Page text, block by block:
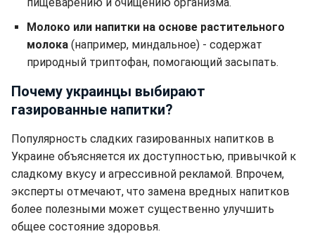
Молоко или напитки на основе растительного
молока (например, миндальное) - содержат
природный триптофан, помогающий засыпать.
Почему украинцы выбирают
газированные напитки?
Популярность сладких газированных напитков в
Украине объясняется их доступностью, привычкой к
сладкому вкусу и агрессивной рекламой. Впрочем,
эксперты отмечают, что замена вредных напитков
более полезными может существенно улучшить
общее состояние здоровья.